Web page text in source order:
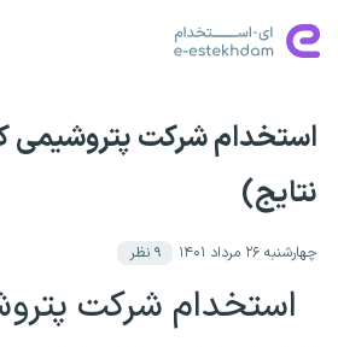
استخدام شرکت پتروشیمی
نتایج)
چهارشنبه ۲۶ مرداد ۱۴۰۱ ۹ نظر
استخدام شرکت